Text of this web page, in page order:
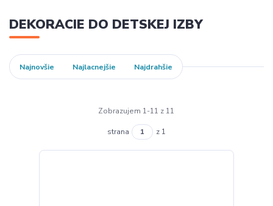
DEKORACIE DO DETSKEJ IZBY
Najnovšie Najlacnejšie Najdrahšie
Zobrazujem 1-11 z 11
strana z 1